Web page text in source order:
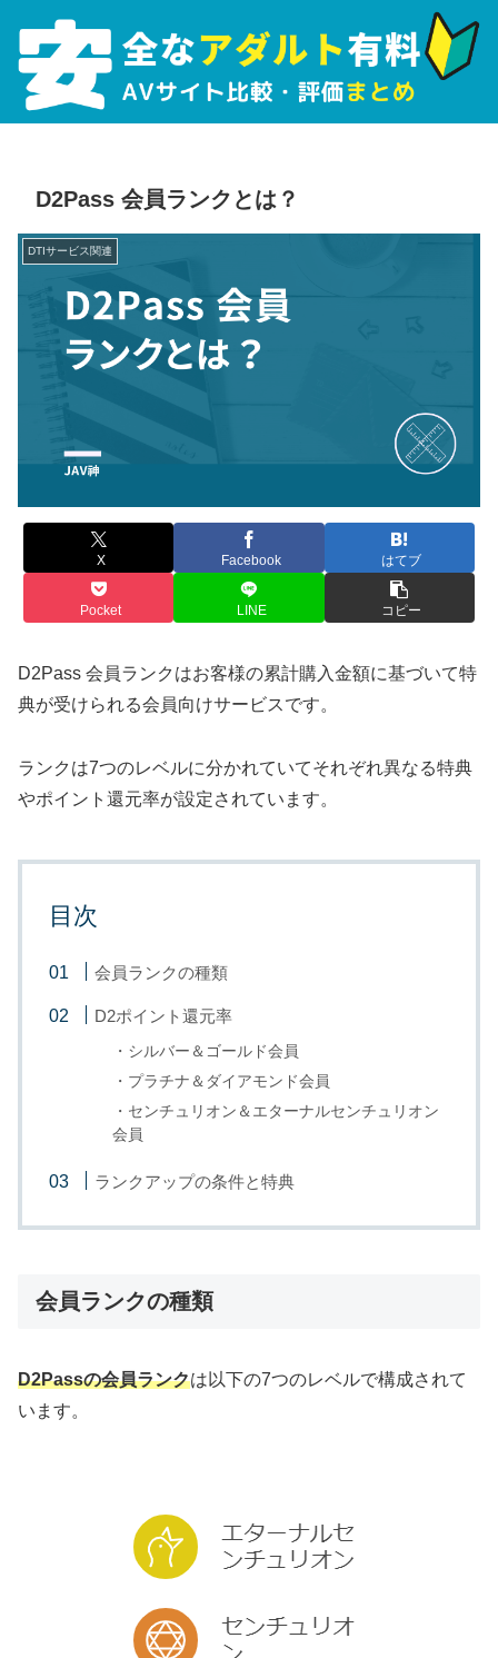
D2Pass 会員ランクとは？
DTIサービス関連
X Facebook はてブ
Pocket LINE コピー
D2Pass 会員ランクはお客様の累計購入金額に基づいて特
典が受けられる会員向けサービスです。
ランクは7つのレベルに分かれていてそれぞれ異なる特典
やポイント還元率が設定されています。
目次
会員ランクの種類
D2ポイント還元率
・シルバー＆ゴールド会員
・プラチナ＆ダイアモンド会員
・センチュリオン＆エターナルセンチュリオン
会員
ランクアップの条件と特典
会員ランクの種類
D2Passの会員ランクは以下の7つのレベルで構成されて
います。